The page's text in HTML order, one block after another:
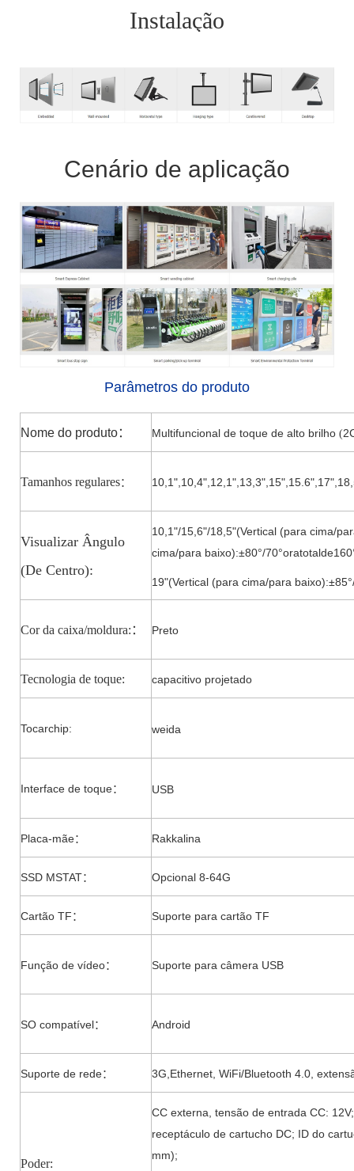
Instalação
Cenário de aplicação
Parâmetros do produto
Nome do produto： Multifuncional de toque de alto brilho (
Tamanhos regulares： 10,1",10,4",12,1",13,3",15", 15.6", 17
Visualizar Ângulo
(De Centro):
10,1"/15,6"/18,5"(Vertical (para cima/
cima/para baixo):±80°/70°
19"(Vertical (para cima/para
Cor da caixa/moldura: ： Preto
Tecnologia de toque: capacitivo projetado
Tocarchip: weida
Interface de toque： USB
Placa-mãe： Rakkalina
SSD MSTAT： Opcional 8-64G
Cartão TF ： Suporte para cartão TF
Função de vídeo： Suporte para câmera USB
SO compatível： Android
Suporte de rede： 3G,Ethernet, WiFi/Bluetooth 4.0,
Poder:
CC externa, tensão de entrada CC:
receptáculo de cartucho DC; ID do
mm);